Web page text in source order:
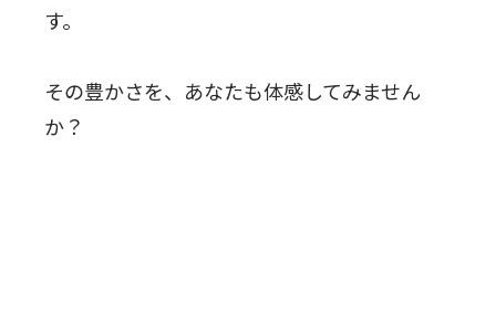
す。
その豊かさを、あなたも体感してみません
か？